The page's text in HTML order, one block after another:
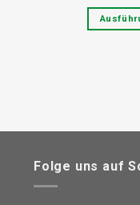
Folge uns auf